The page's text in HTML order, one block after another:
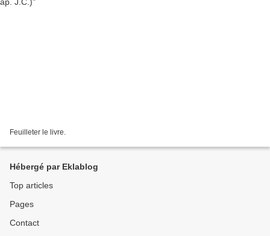
Feuilleter le livre.
Hébergé par Eklablog
Top articles
Pages
Contact